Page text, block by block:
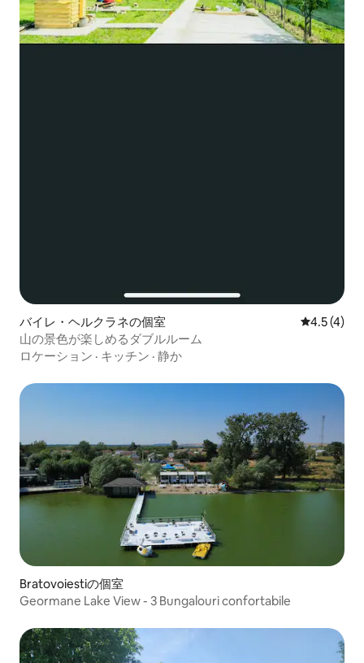
バイレ・ヘルクラネの個室 レビュー4
4.5 (4)
山の景色が楽しめるダブルルーム
ロケーション · キッチン · 静か
Bratovoiestiの個室
Geormane Lake View - 3 Bungalouri confortabile